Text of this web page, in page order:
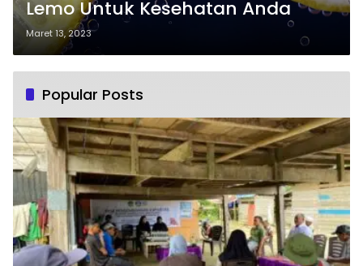
Lemo Untuk Kesehatan Anda
Maret 13, 2023
Popular Posts